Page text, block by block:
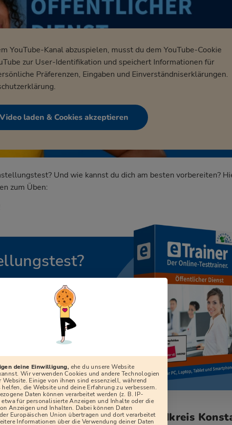
YouTube-Kanal abzuspielen, musst du dem YouTube-Cookie
zur User-Identifikation und speichert Informationen für
Präferenzen, Eingaben und Einverständniserklärungen.
.
Video laden & Cookies akzeptieren
Und wie kannst du dich am besten vorbereiten?
zum Üben:
beim Landkreis
deine Einwilligung, ehe du unsere Website
Wir verwenden Cookies und andere Technologien
Website. Einige von ihnen sind essenziell, während
helfen, die Website und deine Erfahrung zu verbessern.
Daten können verarbeitet werden (z. B. IP-
etwa für personalisierte Anzeigen und Inhalte oder die
Anzeigen und Inhalten. Dabei können Daten
Europäischen Union übertragen und dort verarbeitet
Informationen über die Verwendung deiner Daten